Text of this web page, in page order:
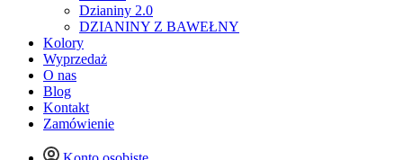
Dzianiny 2.0
DZIANINY Z BAWEŁNY
Kolory
Wyprzedaż
O nas
Blog
Kontakt
Zamówienie